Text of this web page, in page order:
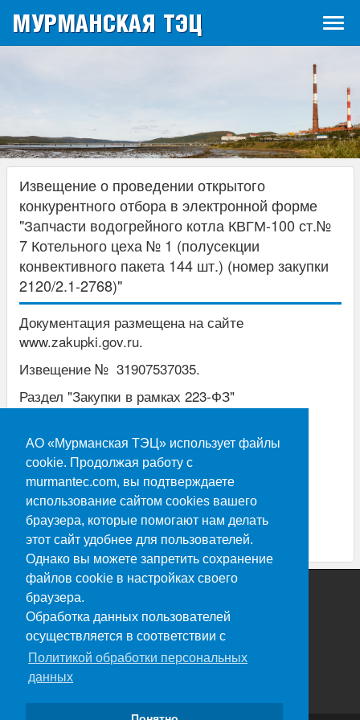
АО «Мурманская ТЭЦ» использует файлы
cookie. Продолжая работу с
murmantec.com, вы подтверждаете
использование сайтом cookies вашего
браузера, которые помогают нам делать
этот сайт удобнее для пользователей.
Однако вы можете запретить сохранение
файлов cookie в настройках своего
браузера.
Обработка данных пользователей
осуществляется в соответствии с
Политикой обработки персональных
данных
МУРМАНСКАЯ ТЭЦ
Извещение о проведении открытого
конкурентного отбора в электронной форме
"Запчасти водогрейного котла КВГМ-100 ст.№
7 Котельного цеха № 1 (полусекции
конвективного пакета 144 шт.) (номер закупки
2120/2.1-2768)"
Документация размещена на сайте
www.zakupki.gov.ru.
Извещение № 31907537035.
Раздел "Закупки в рамках 223-ФЗ"
Участники вправе обратиться к Заказчику за
разъяснениями Документации по запросу
предложений.
контактный телефон (8152)688-377.